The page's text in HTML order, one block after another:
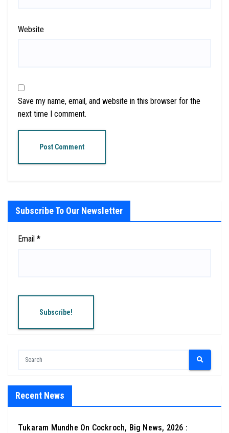
Website
Save my name, email, and website in this browser for the
next time I comment.
Subscribe To Our Newsletter
Email *
Recent News
Tukaram Mundhe On Cockroch, Big News, 2026 :